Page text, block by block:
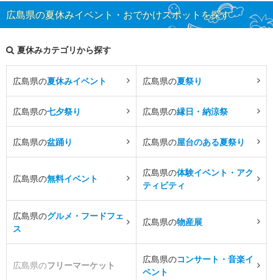
広島県の夏休みイベント・おでかけスポットを探す
夏休みカテゴリから探す
広島県の夏休みイベント 広島県の夏祭り
広島県の七夕祭り 広島県の縁日・納涼祭
広島県の盆踊り 広島県の屋台のある夏祭り
広島県の無料イベント
広島県の体験イベント・アク
ティビティ
広島県のグルメ・フードフェ
ス
広島県の物産展
広島県のフリーマーケット
広島県のコンサート・音楽イ
ベント